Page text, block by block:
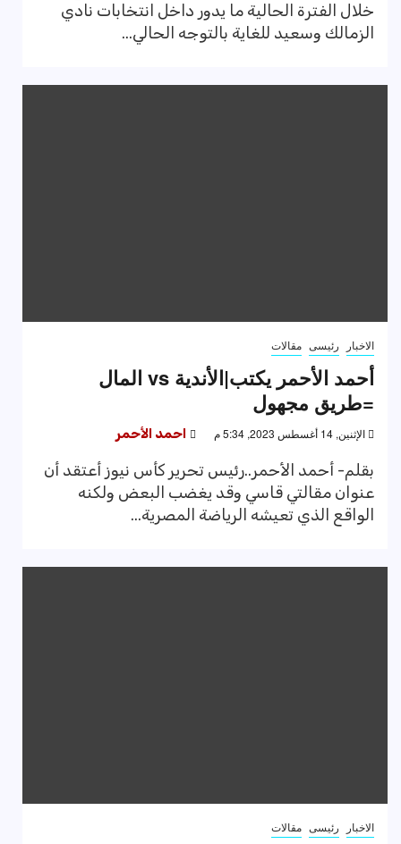
خلال الفترة الحالية ما يدور داخل انتخابات نادي
الزمالك وسعيد للغاية بالتوجه الحالي...
الاخبار رئيسى مقالات
أحمد الأحمر يكتب|الأندية vs المال
=طريق مجهول
الإثنين, 14 أغسطس 2023, 5:34 م احمد الأحمر
بقلم- أحمد الأحمر..رئيس تحرير كأس نيوز أعتقد أن
عنوان مقالتي قاسي وقد يغضب البعض ولكنه
الواقع الذي تعيشه الرياضة المصرية...
الاخبار رئيسى مقالات